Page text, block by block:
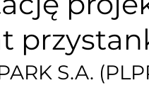
S.A.